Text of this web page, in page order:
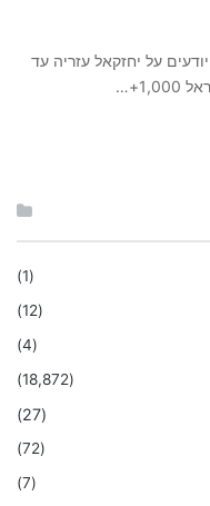
על יחזקאל עזריה עד
(1)
(12)
(4)
(18,872)
(27)
(72)
(7)